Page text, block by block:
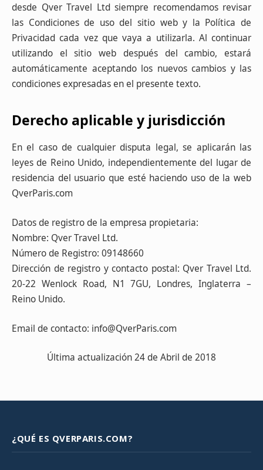
desde Qver Travel Ltd siempre recomendamos revisar
las Condiciones de uso del sitio web y la Política de
Privacidad cada vez que vaya a utilizarla. Al continuar
utilizando el sitio web después del cambio, estará
automáticamente aceptando los nuevos cambios y las
condiciones expresadas en el presente texto.
Derecho aplicable y jurisdicción
En el caso de cualquier disputa legal, se aplicarán las
leyes de Reino Unido, independientemente del lugar de
residencia del usuario que esté haciendo uso de la web
QverParis.com
Datos de registro de la empresa propietaria:
Nombre: Qver Travel Ltd.
Número de Registro: 09148660
Dirección de registro y contacto postal: Qver Travel Ltd.
20-22 Wenlock Road, N1 7GU, Londres, Inglaterra –
Reino Unido.
Email de contacto: info@QverParis.com
Última actualización 24 de Abril de 2018
¿QUÉ ES QVERPARIS.COM?